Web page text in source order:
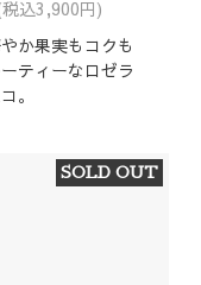
込3,900円)
か果実もコクも
ティーなロゼラ
。
SOLD OUT